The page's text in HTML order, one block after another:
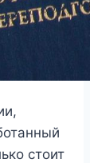
стоит